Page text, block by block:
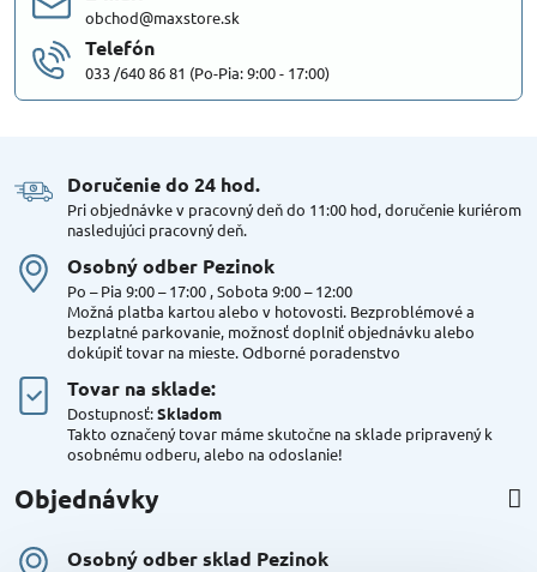
obchod@maxstore.sk
Telefón
033 /640 86 81 (Po-Pia: 9:00 - 17:00)
Doručenie do 24 hod​.
Pri objednávke v pracovný deň do 11:00 hod, doručenie kuriérom
nasledujúci pracovný deň.
Osobný odber Pezinok
Po – Pia 9:00 – 17:00 , Sobota 9:00 – 12:00
Možná platba kartou alebo v hotovosti. Bezproblémové a
bezplatné parkovanie, možnosť doplniť objednávku alebo
dokúpiť tovar na mieste. Odborné poradenstvo
Tovar na sklade:
Dostupnosť:Skladom
Takto označený tovar máme skutočne na sklade pripravený k
osobnému odberu, alebo na odoslanie!
Objednávky
Osobný odber sklad Pezinok